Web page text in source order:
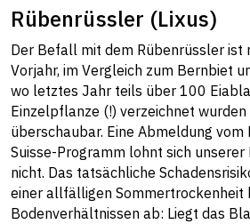
Rübenrüssler (Lixus)
Der Befall mit dem Rübenrüssler ist
Vorjahr, im Vergleich zum Bernbiet
wo letztes Jahr teils über 100
Einzelpflanze (!) verzeichnet
überschaubar. Eine Abmeldung vom
Suisse-Programm lohnt sich unserer
nicht. Das tatsächliche
einer allfälligen Sommertrockenheit
Bodenverhältnissen ab: Liegt das